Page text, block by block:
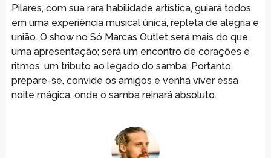
Pilares, com sua rara habilidade artística, guiará todos
em uma experiência musical única, repleta de alegria e
união. O show no Só Marcas Outlet será mais do que
uma apresentação; será um encontro de corações e
ritmos, um tributo ao legado do samba. Portanto,
prepare-se, convide os amigos e venha viver essa
noite mágica, onde o samba reinará absoluto.